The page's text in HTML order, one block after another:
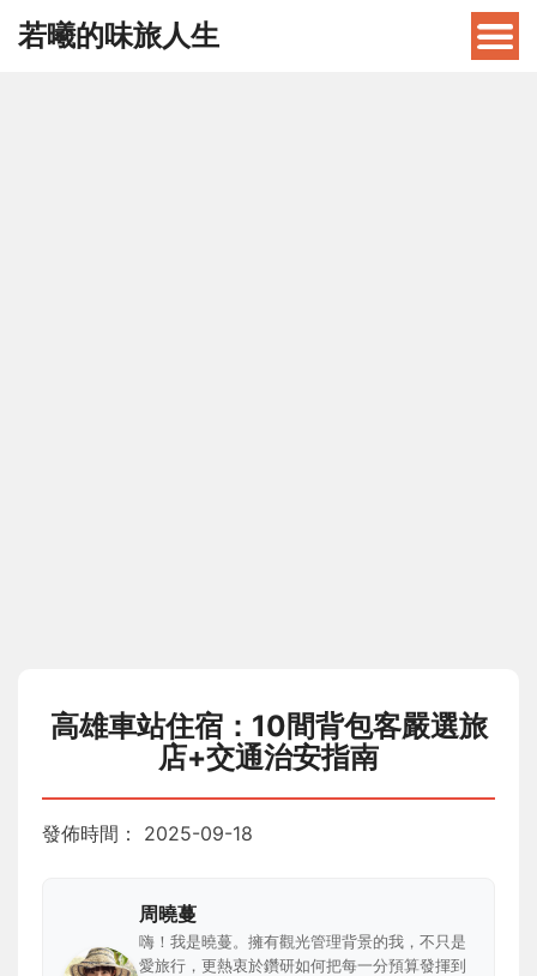
若曦的味旅人生
高雄車站住宿：10間背包客嚴選旅
店+交通治安指南
發佈時間： 2025-09-18
周曉蔓
嗨！我是曉蔓。擁有觀光管理背景的我，不只是
愛旅行，更熱衷於鑽研如何把每一分預算發揮到